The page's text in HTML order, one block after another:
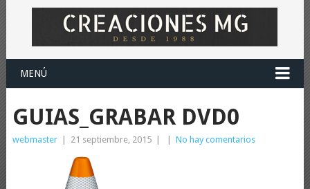
MENÚ
GUIAS_GRABAR DVD0
webmaster 21 septiembre, 2015 No hay comentarios